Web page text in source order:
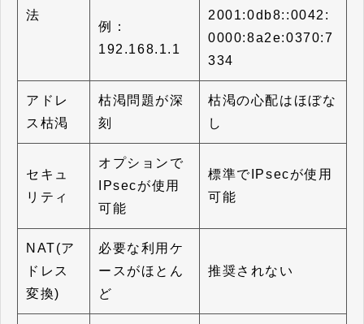
法
例：
192.168.1.1
2001:0db8::0042:
0000:8a2e:0370:7
334
アドレ
ス枯渇
枯渇問題が深
刻
枯渇の心配はほぼな
し
セキュ
リティ
オプションで
IPsecが使用
可能
標準でIPsecが使用
可能
NAT(ア
ドレス
変換)
必要な利用ケ
ースがほとん
ど
推奨されない